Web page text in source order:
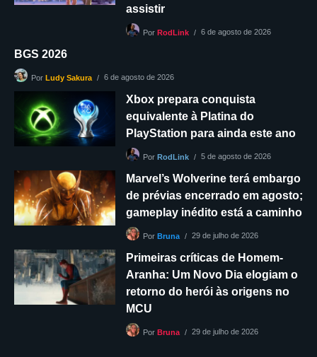
assistir
PorRodLink 6 de agosto de 2026
BGS 2026
PorLudy Sakura 6 de agosto de 2026
Xbox prepara conquista
equivalente à Platina do
PlayStation para ainda este ano
PorRodLink 5 de agosto de 2026
Marvel’s Wolverine terá embargo
de prévias encerrado em agosto;
gameplay inédito está a caminho
PorBruna 29 de julho de 2026
Primeiras críticas de Homem-
Aranha: Um Novo Dia elogiam o
retorno do herói às origens no
MCU
PorBruna 29 de julho de 2026